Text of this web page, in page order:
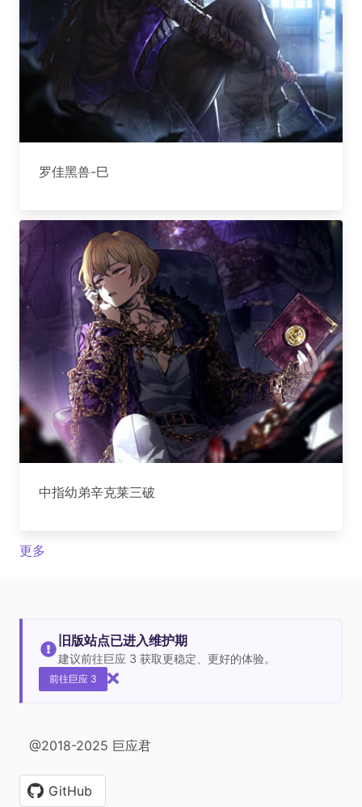
罗佳黑兽-巳
中指幼弟辛克莱三破
更多
旧版站点已进入维护期
建议前往巨应 3 获取更稳定、更好的体验。
前往巨应 3
@2018-2025 巨应君
GitHub